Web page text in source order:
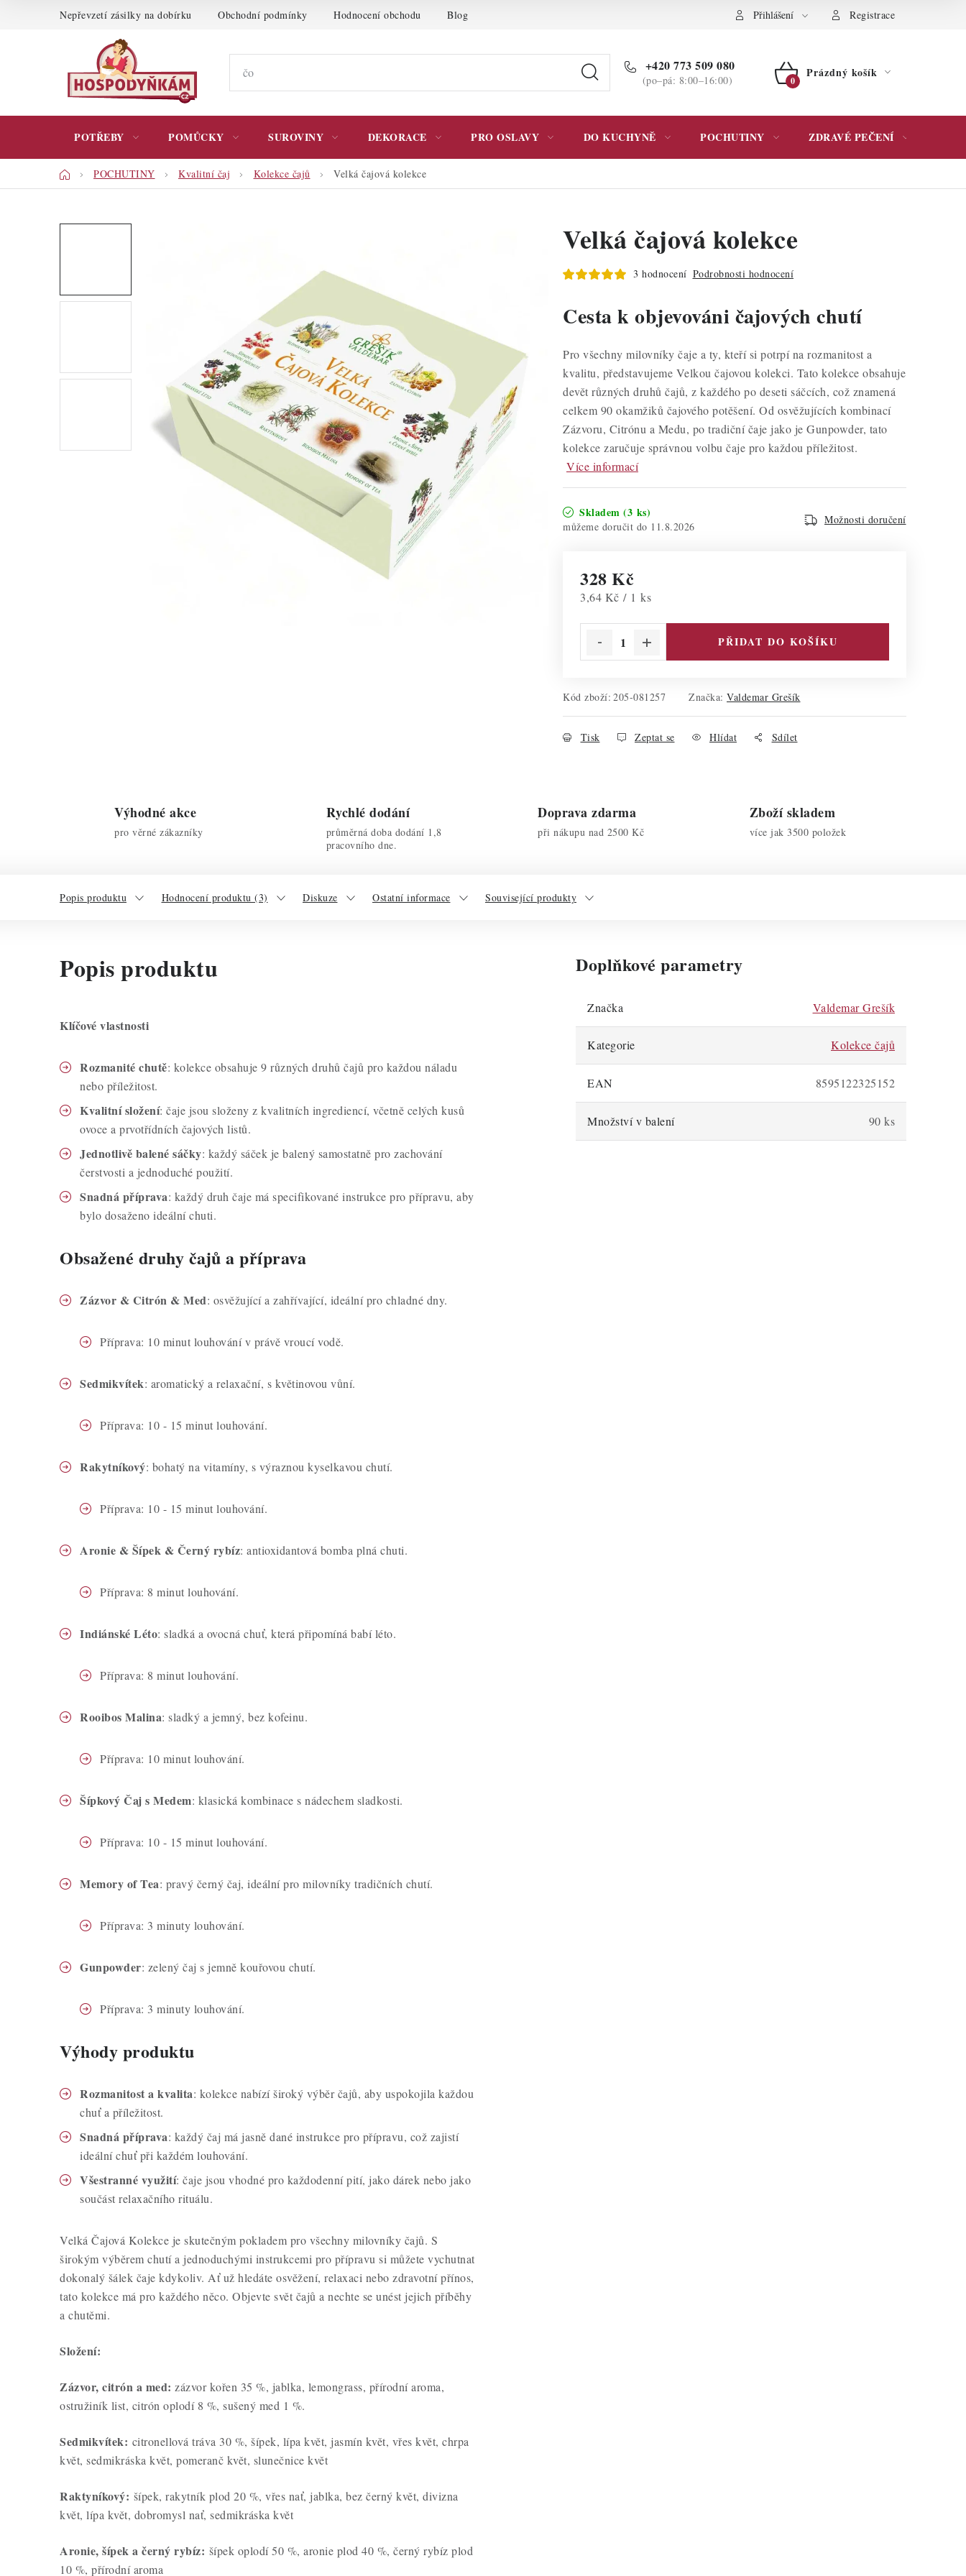
Nepřevzetí zásilky na dobírku Obchodní podmínky Hodnocení obchodu Blog Podmínky ochrany osobních údajů Přihlášení Registrace
+420 773 509 080
(po–pá: 8:00–16:00)
NÁKUPNÍ
Prázdný košík
POTŘEBY POMŮCKY SUROVINY DEKORACE PRO OSLAVY DO KUCHYNĚ POCHUTINY ZDRAVÉ PEČENÍ
DomůPOCHUTINY Kvalitní čaj Kolekce čajů Velká čajová kolekce
Velká čajová kolekce
3 hodnocení Podrobnosti hodnocení
Cesta k objevováni čajových chutí
Pro všechny milovníky čaje a ty, kteří si potrpí na rozmanitost a
kvalitu, představujeme Velkou čajovou kolekci. Tato kolekce obsahuje
devět různých druhů čajů, z každého po deseti sáčcích, což znamená
celkem 90 okamžiků čajového potěšení. Od osvěžujících kombinací
Zázvoru, Citrónu a Medu, po tradiční čaje jako je Gunpowder, tato
kolekce zaručuje správnou volbu čaje pro každou příležitost.
Více informací
Skladem (3 ks)
11.8.2026
Možnosti doručení
328 Kč
Měrná cena:
3,64 Kč / 1 ks
PŘIDAT DO KOŠÍKU
Kód zboží: 205-081257 Značka: Valdemar Grešík
Tisk Zeptat se Hlídat Sdílet
Výhodné akce
pro věrné zákazníky
Rychlé dodání
průměrná doba dodání 1,8
pracovního dne.
Doprava zdarma
při nákupu nad 2500 Kč
Zboží skladem
více jak 3500 položek
Popis produktu Hodnocení produktu (3) Diskuze Ostatní informace Související produkty
Popis produktu
Klíčové vlastnosti
Rozmanité chutě: kolekce obsahuje 9 různých druhů čajů pro každou náladu
nebo příležitost.
Kvalitní složení: čaje jsou složeny z kvalitních ingrediencí, včetně celých kusů
ovoce a prvotřídních čajových listů.
Jednotlivě balené sáčky: každý sáček je balený samostatně pro zachování
čerstvosti a jednoduché použití.
Snadná příprava: každý druh čaje má specifikované instrukce pro přípravu, aby
bylo dosaženo ideální chuti.
Obsažené druhy čajů a příprava
Zázvor & Citrón & Med: osvěžující a zahřívající, ideální pro chladné dny.
Příprava: 10 minut louhování v právě vroucí vodě.
Sedmikvítek: aromatický a relaxační, s květinovou vůní.
Příprava: 10 - 15 minut louhování.
Rakytníkový: bohatý na vitamíny, s výraznou kyselkavou chutí.
Příprava: 10 - 15 minut louhování.
Aronie & Šípek & Černý rybíz: antioxidantová bomba plná chuti.
Příprava: 8 minut louhování.
Indiánské Léto: sladká a ovocná chuť, která připomíná babí léto.
Příprava: 8 minut louhování.
Rooibos Malina: sladký a jemný, bez kofeinu.
Příprava: 10 minut louhování.
Šípkový Čaj s Medem: klasická kombinace s nádechem sladkosti.
Příprava: 10 - 15 minut louhování.
Memory of Tea: pravý černý čaj, ideální pro milovníky tradičních chutí.
Příprava: 3 minuty louhování.
Gunpowder: zelený čaj s jemně kouřovou chutí.
Příprava: 3 minuty louhování.
Výhody produktu
Rozmanitost a kvalita: kolekce nabízí široký výběr čajů, aby uspokojila každou
chuť a příležitost.
Snadná příprava: každý čaj má jasně dané instrukce pro přípravu, což zajistí
ideální chuť při každém louhování.
Všestranné využití: čaje jsou vhodné pro každodenní pití, jako dárek nebo jako
součást relaxačního rituálu.
Velká Čajová Kolekce je skutečným pokladem pro všechny milovníky čajů. S
širokým výběrem chutí a jednoduchými instrukcemi pro přípravu si můžete vychutnat
dokonalý šálek čaje kdykoliv. Ať už hledáte osvěžení, relaxaci nebo zdravotní přínos,
tato kolekce má pro každého něco. Objevte svět čajů a nechte se unést jejich příběhy
a chutěmi.
Složení:
Zázvor, citrón a med: zázvor kořen 35 %, jablka, lemongrass, přírodní aroma,
ostružiník list, citrón oplodí 8 %, sušený med 1 %.
Sedmikvítek: citronellová tráva 30 %, šípek, lípa květ, jasmín květ, vřes květ, chrpa
květ, sedmikráska květ, pomeranč květ, slunečnice květ
Raktyníkový: šípek, rakytník plod 20 %, vřes nať, jablka, bez černý květ, divizna
květ, lípa květ, dobromysl nať, sedmikráska květ
Aronie, šípek a černý rybíz: šípek oplodí 50 %, aronie plod 40 %, černý rybíz plod
10 %, přírodní aroma
Doplňkové parametry
Značka Valdemar Grešík
Kategorie Kolekce čajů
EAN 8595122325152
Množství v balení 90 ks